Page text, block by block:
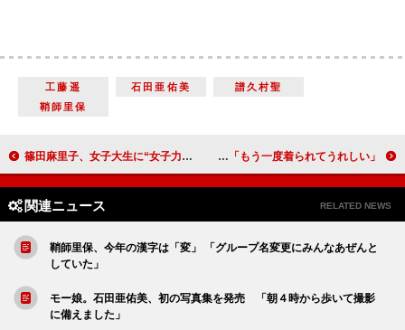
工藤遥 石田亜佑美
譜久村聖
鞘師里保
篠田麻里子、女子大生に“女子力”を指南 「最初はショートカットが本当に嫌だった」 ＡＫＢ４８田名部、ハーロックのコスプレを披露 「もう一度着られてうれしい」
関連ニュース RELATED NEWS
鞘師里保、今年の漢字は「変」 「グループ名変更にみんなあぜんと
していた」
モー娘。石田亜佑美、初の写真集を発売 「朝４時から歩いて撮影
に備えました」